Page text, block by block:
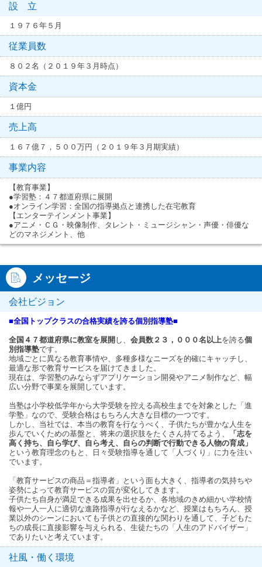
設 立
１９７６年５月
従業員数
８０２名（２０１９年３月時点）
資本金
１億円
売上高
１６７億７，５００万円（２０１９年３月期実績）
事業内容
【教育事業】
●学習塾：４７都道府県に展開
●オンライン学習：全国の指導拠点と連携した在宅教育
【エンターテインメント事業】
●アニメ・ＣＧ・映像制作、タレント・ミュージシャン・声優・俳優な
どのマネジメント、他
メッセージ
会社ビジョン
■全国トップクラスの合格実績を誇る個別指導塾■
全国４７都道府県に教室を展開 し、 会員数２３，０００名以上を誇る個
別指導塾です。
地域ごとに異なる教育事情や、多種多様なニーズを的確にキャッチし、
最適な形で教育サービスを届けてきました。
現在は、学習塾のみならずアプリケーション開発やアニメ制作など、幅
広い分野で事業を展開しています。
当塾は小学校低学年から大学受験を控える高校生までを対象とした「進
学塾」なので、受験合格はもちろん大きな目標の一つです。
しかし、当社では、本当の教育を行なうべく、子供たちが豊かな人生を
歩んでいくための基盤と、将来の選択肢をたくさん持てるよう、
「志を
高く持ち、自ら学び、自ら考え、自らの判断で行動できる人物の育成」
という教育理念のもと、日々受験指導を通して「人づくり」に力を注い
でいます。
「教育サービスの商品＝指導者」という面も大きく、指導者の気持ちや
姿勢によって教育サービスの質が変化してきます。
子供たち自身が満足できる成果を出せるか、各地域のきめ細かい学校情
報や一人一人に適切な進路指導が行なえるかなど、授業はもちろん、授
業以外のシーンにおいても子供との直接的な関わりを通して、子どもた
ちの成長に直接影響を与えられる、生徒たちの「人生のアドバイザー」
でありたいと考えています。
社風・働く環境